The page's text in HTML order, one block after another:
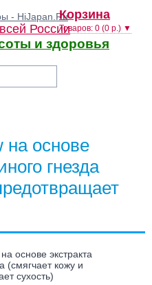
России
Корзина
Товаров: 0 (0 р.) ▼
и здоровья
на основе
гнезда